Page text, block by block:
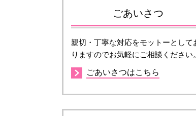
ごあいさつ
親切・丁寧な対応をモットーとして
りますのでお気軽にご相談ください。
ごあいさつはこちら